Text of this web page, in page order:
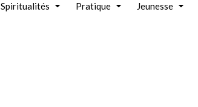
Spiritualités Pratique Jeunesse